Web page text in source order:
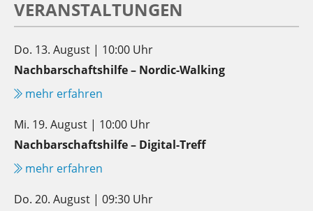
VERANSTALTUNGEN
Do. 13. August | 10:00 Uhr
Nachbarschaftshilfe – Nordic-Walking
mehr erfahren
Mi. 19. August | 10:00 Uhr
Nachbarschaftshilfe – Digital-Treff
mehr erfahren
Do. 20. August | 09:30 Uhr